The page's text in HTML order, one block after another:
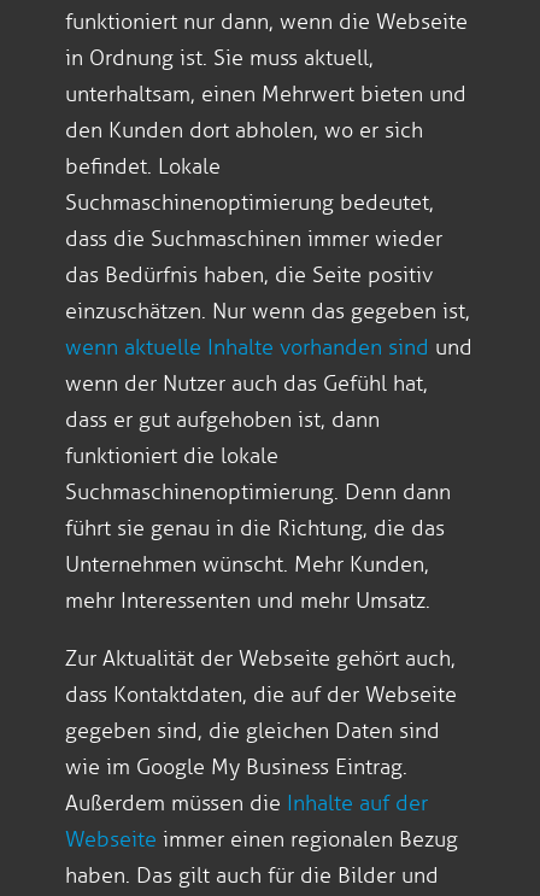
funktioniert nur dann, wenn die Webseite
in Ordnung ist. Sie muss aktuell,
unterhaltsam, einen Mehrwert bieten und
den Kunden dort abholen, wo er sich
befindet. Lokale
Suchmaschinenoptimierung bedeutet,
dass die Suchmaschinen immer wieder
das Bedürfnis haben, die Seite positiv
einzuschätzen. Nur wenn das gegeben ist,
wenn aktuelle Inhalte vorhanden sind und
wenn der Nutzer auch das Gefühl hat,
dass er gut aufgehoben ist, dann
funktioniert die lokale
Suchmaschinenoptimierung. Denn dann
führt sie genau in die Richtung, die das
Unternehmen wünscht. Mehr Kunden,
mehr Interessenten und mehr Umsatz.
Zur Aktualität der Webseite gehört auch,
dass Kontaktdaten, die auf der Webseite
gegeben sind, die gleichen Daten sind
wie im Google My Business Eintrag.
Außerdem müssen die Inhalte auf der
Webseite immer einen regionalen Bezug
haben. Das gilt auch für die Bilder und